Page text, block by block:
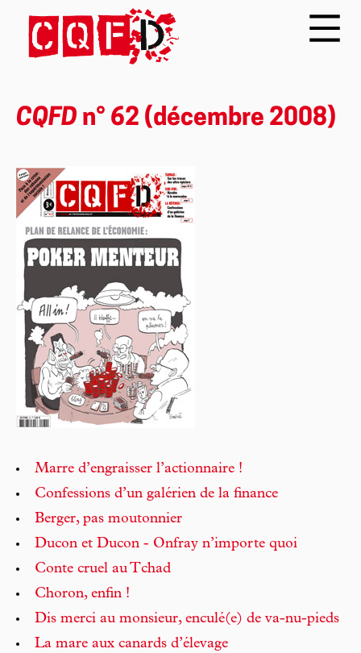
CQFD n° 62 (décembre 2008)
Marre d’engraisser l’actionnaire !
Confessions d’un galérien de la finance
Berger, pas moutonnier
Ducon et Ducon - Onfray n’importe quoi
Conte cruel au Tchad
Choron, enfin !
Dis merci au monsieur, enculé(e) de va-nu-pieds
La mare aux canards d’élevage